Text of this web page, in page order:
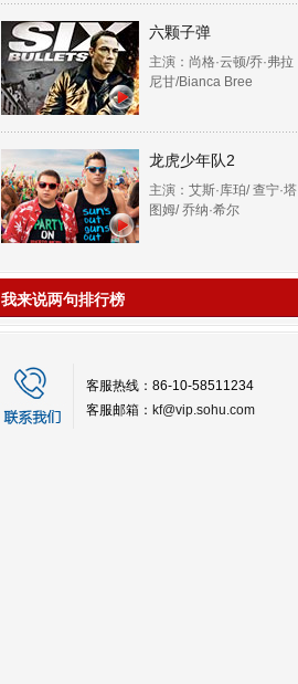
六颗子弹
主演：尚格·云顿/乔·弗拉
尼甘/Bianca Bree
龙虎少年队2
主演：艾斯·库珀/ 查宁·塔
图姆/ 乔纳·希尔
我来说两句排行榜
客服热线：86-10-58511234
客服邮箱： kf@vip.sohu.com